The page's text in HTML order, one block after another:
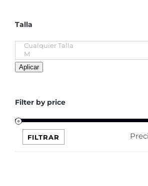
Talla
Aplicar
Filter by price
FILTRAR